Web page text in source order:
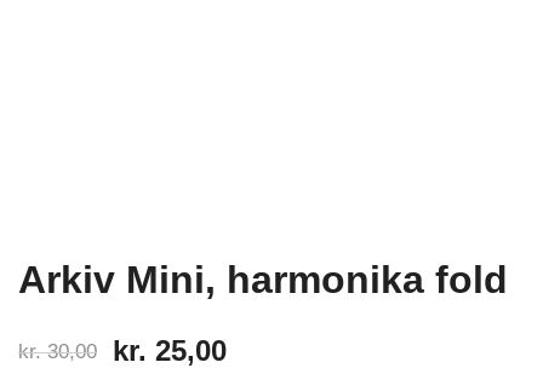
Arkiv Mini, harmonika fold
kr.30,00
Den
kr. 25,00Den